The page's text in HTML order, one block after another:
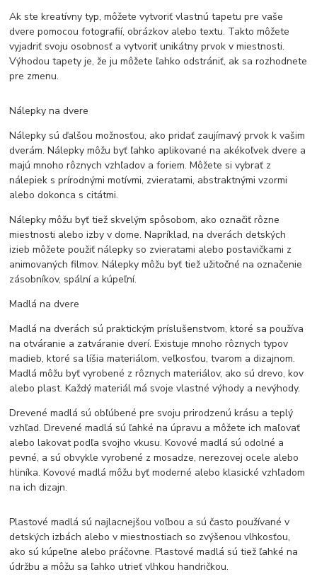
Ak ste kreatívny typ, môžete vytvoriť vlastnú tapetu pre vaše
dvere pomocou fotografií, obrázkov alebo textu. Takto môžete
vyjadriť svoju osobnosť a vytvoriť unikátny prvok v miestnosti.
Výhodou tapety je, že ju môžete ľahko odstrániť, ak sa rozhodnete
pre zmenu.
Nálepky na dvere
Nálepky sú ďalšou možnosťou, ako pridať zaujímavý prvok k vašim
dverám. Nálepky môžu byť ľahko aplikované na akékoľvek dvere a
majú mnoho rôznych vzhľadov a foriem. Môžete si vybrať z
nálepiek s prírodnými motívmi, zvieratami, abstraktnými vzormi
alebo dokonca s citátmi.
Nálepky môžu byť tiež skvelým spôsobom, ako označiť rôzne
miestnosti alebo izby v dome. Napríklad, na dverách detských
izieb môžete použiť nálepky so zvieratami alebo postavičkami z
animovaných filmov. Nálepky môžu byť tiež užitočné na označenie
zásobníkov, spální a kúpeľní.
Madlá na dvere
Madlá na dverách sú praktickým príslušenstvom, ktoré sa používa
na otváranie a zatváranie dverí. Existuje mnoho rôznych typov
madieb, ktoré sa líšia materiálom, veľkosťou, tvarom a dizajnom.
Madlá môžu byť vyrobené z rôznych materiálov, ako sú drevo, kov
alebo plast. Každý materiál má svoje vlastné výhody a nevýhody.
Drevené madlá sú obľúbené pre svoju prirodzenú krásu a teplý
vzhľad. Drevené madlá sú ľahké na úpravu a môžete ich maľovať
alebo lakovat podľa svojho vkusu. Kovové madlá sú odolné a
pevné, a sú obvykle vyrobené z mosadze, nerezovej ocele alebo
hliníka. Kovové madlá môžu byť moderné alebo klasické vzhľadom
na ich dizajn.
Plastové madlá sú najlacnejšou voľbou a sú často používané v
detských izbách alebo v miestnostiach so zvýšenou vlhkosťou,
ako sú kúpeľne alebo práčovne. Plastové madlá sú tiež ľahké na
údržbu a môžu sa ľahko utrieť vlhkou handričkou.